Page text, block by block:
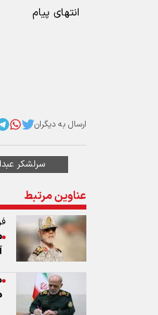
انتهای پیام
ارسال به دیگران
سرلشکر
عناوین مرتبط